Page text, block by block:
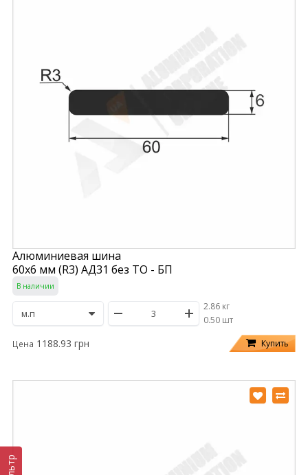
Алюминиевая шина
60х6 мм (R3) АД31 без ТО - БП
В наличии
2.86 кг
/0.50 шт
Цена 1188.93 грн Купить